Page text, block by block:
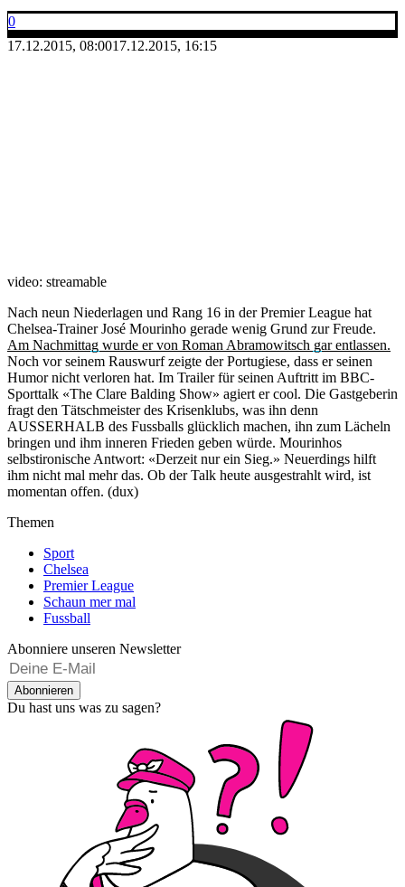
0
17.12.2015, 08:0017.12.2015, 16:15
video: streamable
Nach neun Niederlagen und Rang 16 in der Premier League hat
Chelsea-Trainer José Mourinho gerade wenig Grund zur Freude.
Am Nachmittag wurde er von Roman Abramowitsch gar entlassen.
Noch vor seinem Rauswurf zeigte der Portugiese, dass er seinen
Humor nicht verloren hat. Im Trailer für seinen Auftritt im BBC-
Sporttalk «The Clare Balding Show» agiert er cool. Die Gastgeberin
fragt den Tätschmeister des Krisenklubs, was ihn denn
AUSSERHALB des Fussballs glücklich machen, ihn zum Lächeln
bringen und ihm inneren Frieden geben würde. Mourinhos
selbstironische Antwort: «Derzeit nur ein Sieg.» Neuerdings hilft
ihm nicht mal mehr das. Ob der Talk heute ausgestrahlt wird, ist
momentan offen. (dux)
Themen
Sport
Chelsea
Premier League
Schaun mer mal
Fussball
Abonniere unseren Newsletter
Abonnieren
Du hast uns was zu sagen?